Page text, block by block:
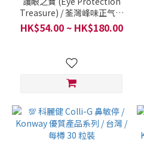
Treasure) / 荃灣峰味正气良
方 / 一樽 620毫升
HK$54.00 ~ HK$180.00